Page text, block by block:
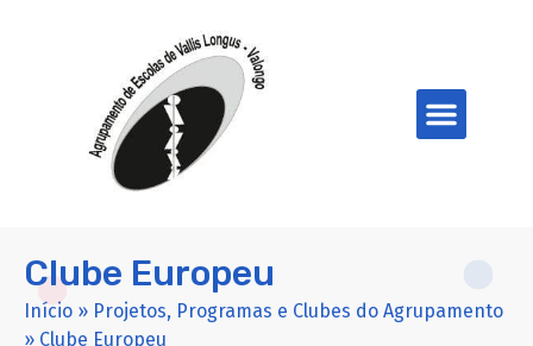
Clube Europeu
Início » Projetos, Programas e Clubes do Agrupamento
» Clube Europeu